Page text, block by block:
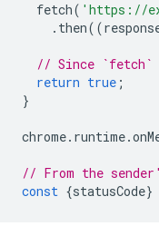
fetch( 'https://
. then((
// Since `fetch`
return true ;
}
chrome. runtime.
// From the
const {statusCode}